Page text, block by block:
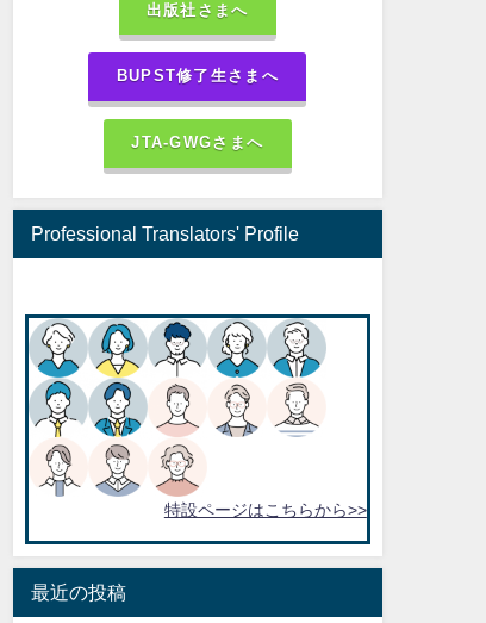
出版社さまへ
BUPST修了生さまへ
JTA-GWGさまへ
Professional Translators' Profile
特設ページはこちらから>>
最近の投稿